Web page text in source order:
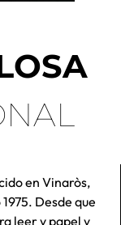
en Vinaròs,
Desde que
leer y papel y